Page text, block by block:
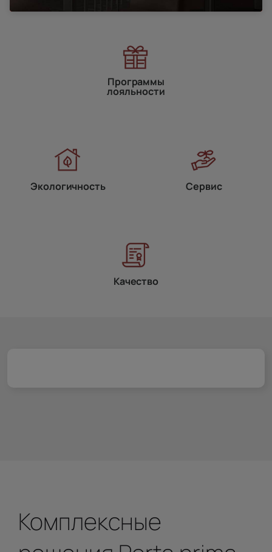
Программы
лояльности
Экологичность Сервис
Качество
Комплексные